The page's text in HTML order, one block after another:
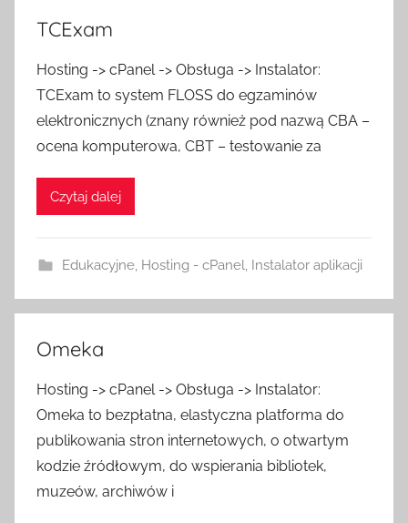
TCExam
Hosting -> cPanel -> Obsługa -> Instalator:
TCExam to system FLOSS do egzaminów
elektronicznych (znany również pod nazwą CBA –
ocena komputerowa, CBT – testowanie za
Czytaj dalej
Edukacyjne, Hosting - cPanel, Instalator aplikacji
Omeka
Hosting -> cPanel -> Obsługa -> Instalator:
Omeka to bezpłatna, elastyczna platforma do
publikowania stron internetowych, o otwartym
kodzie źródłowym, do wspierania bibliotek,
muzeów, archiwów i